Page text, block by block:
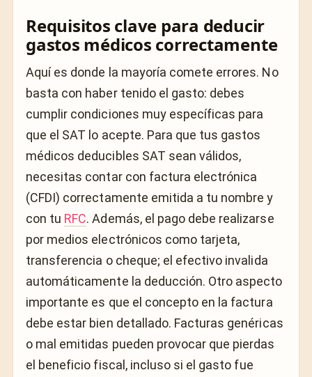
Requisitos clave para deducir
gastos médicos correctamente
Aquí es donde la mayoría comete errores. No
basta con haber tenido el gasto: debes
cumplir condiciones muy específicas para
que el SAT lo acepte. Para que tus gastos
médicos deducibles SAT sean válidos,
necesitas contar con factura electrónica
(CFDI) correctamente emitida a tu nombre y
con tu RFC. Además, el pago debe realizarse
por medios electrónicos como tarjeta,
transferencia o cheque; el efectivo invalida
automáticamente la deducción. Otro aspecto
importante es que el concepto en la factura
debe estar bien detallado. Facturas genéricas
o mal emitidas pueden provocar que pierdas
el beneficio fiscal, incluso si el gasto fue